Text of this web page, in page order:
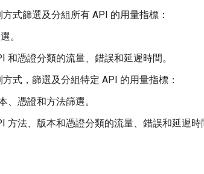
方式篩選及分組所有 API 的用量指標：
。
和憑證分類的流量、錯誤和延遲時間。
方式，篩選及分組特定 API 的用量指標：
、憑證和方法篩選。
方法、版本和憑證分類的流量、錯誤和延遲時